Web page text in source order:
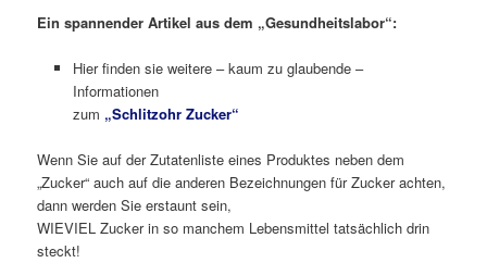
Ein spannender Artikel aus dem „Gesundheitslabor“:
Hier finden sie weitere – kaum zu glaubende –
Informationen
zum „Schlitzohr Zucker“
Wenn Sie auf der Zutatenliste eines Produktes neben dem
„Zucker“ auch auf die anderen Bezeichnungen für Zucker achten,
dann werden Sie erstaunt sein,
WIEVIEL Zucker in so manchem Lebensmittel tatsächlich drin
steckt!